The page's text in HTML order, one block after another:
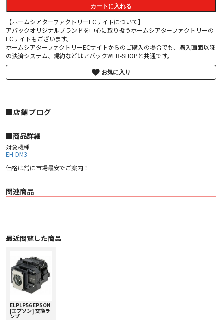
カートに入れる
【ホームシアターファクトリーECサイトについて】
アバックオリジナルブランドを中心に取り扱うホームシアターファクトリーの
ECサイトもございます。
ホームシアターファクトリーECサイトからのご購入の場合でも、購入画面以降
の決済システム、規約などはアバックWEB-SHOPと共通です。
お気に入り
■店舗ブログ
■︎商品詳細
対象機種
EH-DM3
価格は常に市場最安でご案内！
関連商品
最近閲覧した商品
ELPLP56 EPSON
[エプソン] 交換ラ
ンプ